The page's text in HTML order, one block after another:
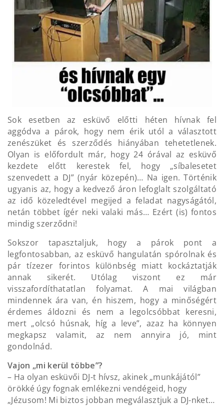
Sok esetben az esküvő előtti héten hívnak fel
aggódva a párok, hogy nem érik utól a választott
zenészüket és szerződés hiányában tehetetlenek.
Olyan is előfordult már, hogy 24 órával az esküvő
kezdete előtt kerestek fel, hogy „síbalesetet
szenvedett a DJ” (nyár közepén)… Na igen. Történik
ugyanis az, hogy a kedvező áron lefoglalt szolgáltató
az idő közeledtével megijed a feladat nagyságától,
netán többet ígér neki valaki más… Ezért (is) fontos
mindig szerződni!
Sokszor tapasztaljuk, hogy a párok pont a
legfontosabban, az esküvő hangulatán spórolnak és
pár tízezer forintos különbség miatt kockáztatják
annak sikerét. Utólag viszont ez már
visszafordíthatatlan folyamat. A mai világban
mindennek ára van, én hiszem, hogy a minőségért
érdemes áldozni és nem a legolcsóbbat keresni,
mert „olcsó húsnak, híg a leve”, azaz ha könnyen
megkapsz valamit, az nem annyira jó, mint
gondolnád.
Vajon „mi kerül többe”?
– Ha olyan esküvői DJ-t hívsz, akinek „munkájától”
örökké úgy fognak emlékezni vendégeid, hogy
„Jézusom! Mi biztos jobban megválasztjuk a DJ-nket…